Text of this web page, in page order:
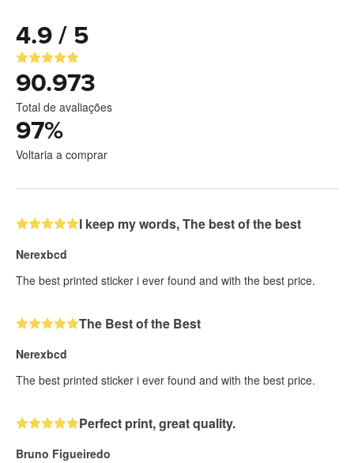
4.9 / 5
90.973
Total de avaliações
97%
Voltaria a comprar
I keep my words, The best of the best
Nerexbcd
The best printed sticker i ever found and with the best price.
The Best of the Best
Nerexbcd
The best printed sticker i ever found and with the best price.
Perfect print, great quality.
Bruno Figueiredo